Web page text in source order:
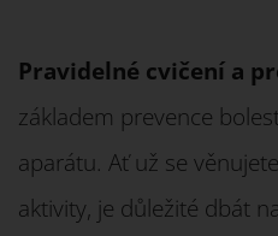
Pravidelné cvičení a
základem prevence
aparátu. Ať už se
aktivity, je důležité dbát na